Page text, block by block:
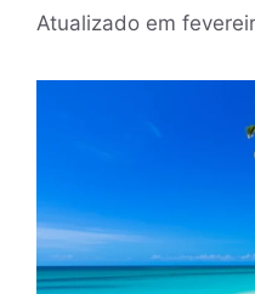
Atualizado em